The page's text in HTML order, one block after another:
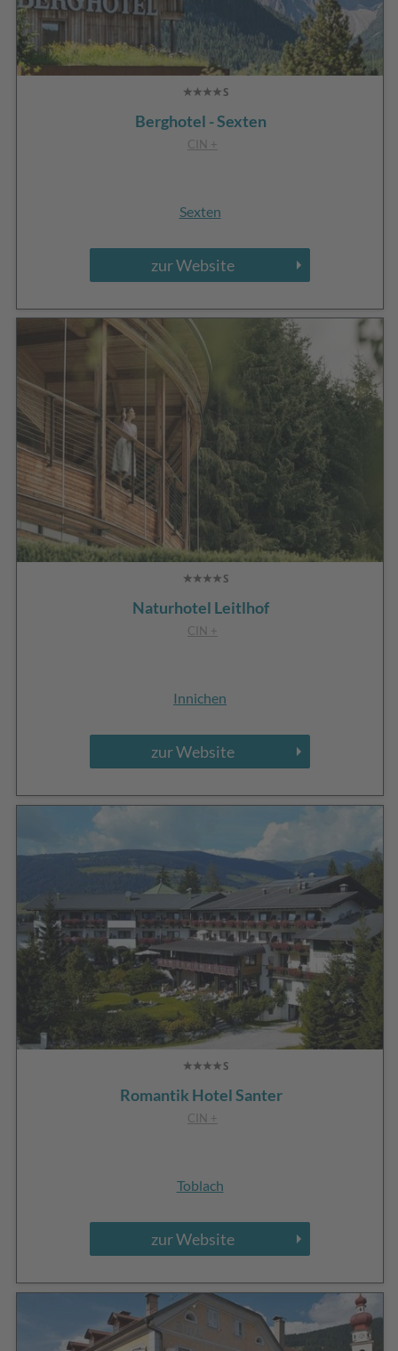
Berghotel - Sexten
CIN +
Sexten
zur Website
Naturhotel Leitlhof
CIN +
Innichen
zur Website
Romantik Hotel Santer
CIN +
Toblach
zur Website